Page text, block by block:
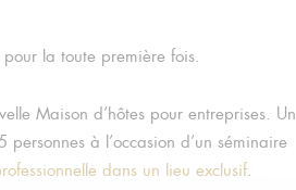
la toute première fois.
Maison d’hôtes pour entreprises. Un
à l’occasion d’un séminaire
dans un lieu exclusif.